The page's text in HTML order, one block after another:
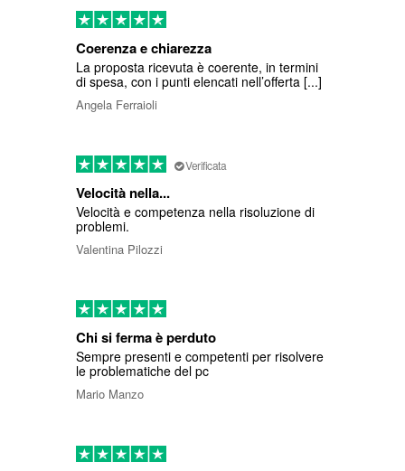
Coerenza e chiarezza
La proposta ricevuta è coerente, in termini
di spesa, con i punti elencati nell’offerta [...]
Angela Ferraioli
Verificata
Velocità nella...
Velocità e competenza nella risoluzione di
problemi.
Valentina Pilozzi
Chi si ferma è perduto
Sempre presenti e competenti per risolvere
le problematiche del pc
Mario Manzo